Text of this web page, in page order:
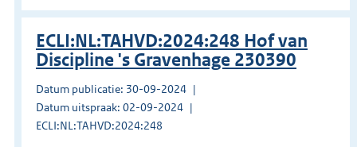
ECLI:NL:TAHVD:2024:248 Hof van
Discipline 's Gravenhage 230390
Datum publicatie: 30-09-2024
Datum uitspraak: 02-09-2024
ECLI:NL:TAHVD:2024:248